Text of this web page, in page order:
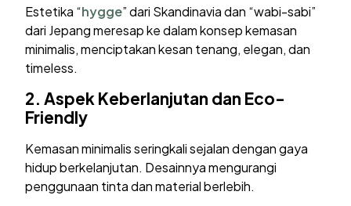
Estetika “hygge” dari Skandinavia dan “wabi-sabi”
dari Jepang meresap ke dalam konsep kemasan
minimalis, menciptakan kesan tenang, elegan, dan
timeless.
2.Aspek Keberlanjutan dan Eco-
Friendly
Kemasan minimalis seringkali sejalan dengan gaya
hidup berkelanjutan. Desainnya mengurangi
penggunaan tinta dan material berlebih.